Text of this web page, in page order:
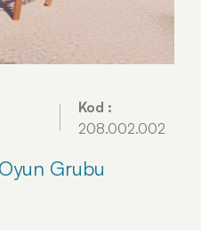
Kod :
208.002.002
Grubu